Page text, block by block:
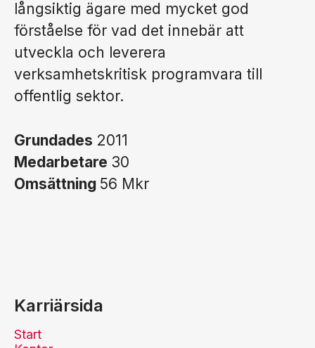
långsiktig ägare med mycket god
förståelse för vad det innebär att
utveckla och leverera
verksamhetskritisk programvara till
offentlig sektor.
Grundades 2011
Medarbetare 30
Omsättning 56 Mkr
Karriärsida
Start